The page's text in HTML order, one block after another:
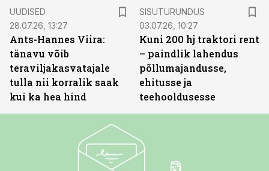
UUDISED
28.07.26, 13:27
Ants-Hannes Viira:
tänavu võib
teraviljakasvatajale
tulla nii korralik saak
kui ka hea hind
SISUTURUNDUS
03.07.26, 10:27
Kuni 200 hj traktori rent
– paindlik lahendus
põllumajandusse,
ehitusse ja
teehooldusesse